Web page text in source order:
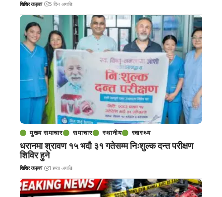
शिशिर खड्का 5 दिन अगाडि
मुख्य समाचार समाचार स्थानीय स्वास्थ्य
धरानमा श्रावण १५ भदौ ३१ गतेसम्म निःशुल्क दन्त परीक्षण
शिविर हुने
शिशिर खड्का 1 हप्ता अगाडि